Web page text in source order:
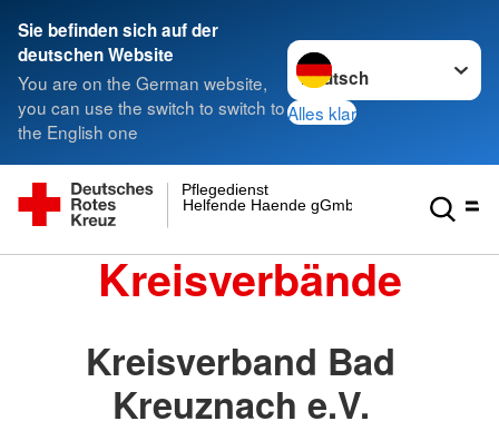
Sie befinden sich auf der
deutschen Website
You are on the German website,
you can use the switch to switch to
the English one
Sprache wechseln zu
Alles klar
Helfende Haende gGmbH
Pflegedienst
Kreisverbände
Kreisverband Bad
Kreuznach e.V.